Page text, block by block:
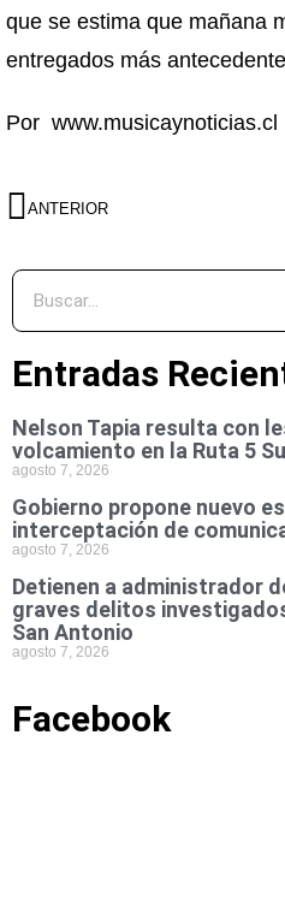
que se estima que mañana
entregados más
Por www.musicaynoticias.cl
ANTERIOR
Entradas
Nelson Tapia resulta con
volcamiento en la Ruta 5
agosto 7, 2026
Gobierno propone nuevo
interceptación de
agosto 7, 2026
Detienen a administrador
graves delitos
San Antonio
agosto 7, 2026
Facebook